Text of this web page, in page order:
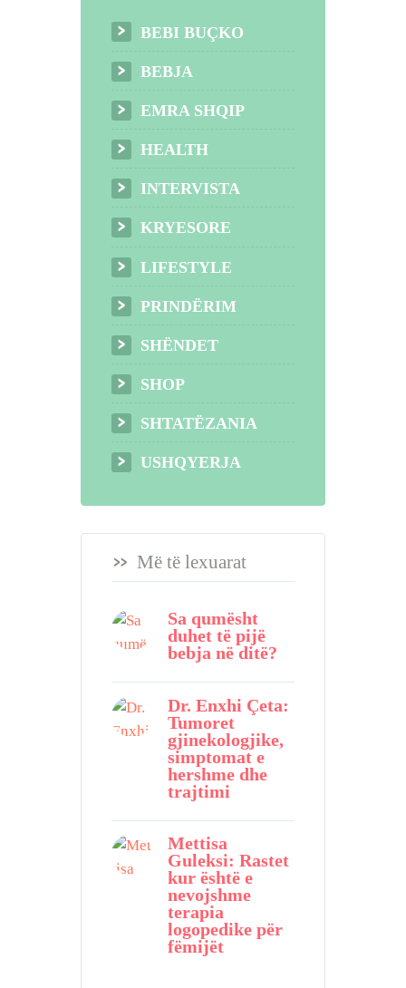
BEBI BUÇKO
BEBJA
EMRA SHQIP
HEALTH
INTERVISTA
KRYESORE
LIFESTYLE
PRINDËRIM
SHËNDET
SHOP
SHTATËZANIA
USHQYERJA
Më të lexuarat
Sa qumësht
duhet të pijë
bebja në ditë?
Dr. Enxhi Çeta:
Tumoret
gjinekologjike,
simptomat e
hershme dhe
trajtimi
Mettisa
Guleksi: Rastet
kur është e
nevojshme
terapia
logopedike për
fëmijët